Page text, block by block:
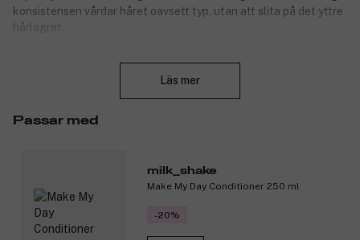
konsistensen vårdar håret oavsett typ, utan att slita på det yttre
hårlagret.
Läs mer
Passar med
milk_shake
Make My Day Conditioner 250 ml
-20%